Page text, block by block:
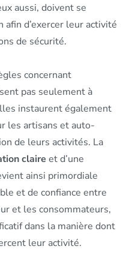
aussi, doivent se
d’exercer leur activité
de sécurité.
concernant
pas seulement à
instaurent également
les artisans et auto-
de leurs activités. La
claire et d’une
ainsi primordiale
et de confiance entre
et les consommateurs,
dans la manière dont
leur activité.